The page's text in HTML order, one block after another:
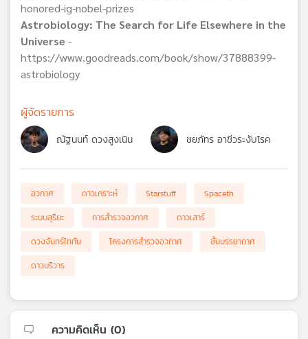
honored-ig-nobel-prizes
Astrobiology: The Search for Life Elsewhere in the
Universe -
https://www.goodreads.com/book/show/37888399-
astrobiology
ผู้จัดรายการ
ณัฐนนท์ ดวงสูงเนิน ชยภัทร อาชีวระงับโรค
อวกาศ ดาวเคราะห์ Starstuff
Spaceth
ระบบสุริยะ
การสำรวจอวกาศ
ดาวเสาร์
ดวงจันทร์ไททัน
โครงการสำรวจอวกาศ
ชั้นบรรยากาศ
ดาวบริวาร
ความคิดเห็น (0)